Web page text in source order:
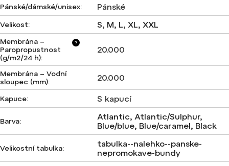
Pánské/dámské/unisex: Pánské
Velikost: S, M, L, XL, XXL
?
Membrána –
Paropropustnost
(g/m2/24 h):
20.000
Membrána – Vodní
sloupec (mm): 20.000
Kapuce: S kapucí
Barva:
Atlantic, Atlantic/Sulphur,
Blue/blue, Blue/caramel, Black
Velikostní tabulka:
tabulka--nalehko--panske-
nepromokave-bundy